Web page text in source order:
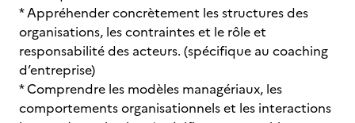
* Appréhender concrètement les structures des
organisations, les contraintes et le rôle et
responsabilité des acteurs. (spécifique au coaching
d’entreprise)
* Comprendre les modèles managériaux, les
comportements organisationnels et les interactions